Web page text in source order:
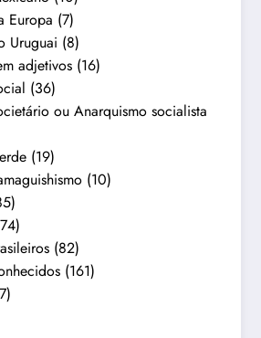
Europa (7)
Uruguai (8)
adjetivos (16)
(36)
ou Anarquismo socialista
(19)
(10)
(82)
(161)